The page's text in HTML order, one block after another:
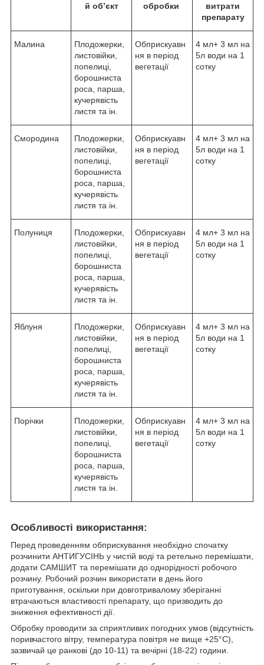
й об’єкт
обробки
витрати
препарату
Малина
Плодожерки,
листовійки,
попелиці,
борошниста
роса, парша,
кучерявість
листя та ін.
Обприскуавн
ня в період
вегетації
4 мл+ 3 мл на
5л води на 1
сотку
Смородина
Плодожерки,
листовійки,
попелиці,
борошниста
роса, парша,
кучерявість
листя та ін.
Обприскуавн
ня в період
вегетації
4 мл+ 3 мл на
5л води на 1
сотку
Полуниця
Плодожерки,
листовійки,
попелиці,
борошниста
роса, парша,
кучерявість
листя та ін.
Обприскуавн
ня в період
вегетації
4 мл+ 3 мл на
5л води на 1
сотку
Яблуня
Плодожерки,
листовійки,
попелиці,
борошниста
роса, парша,
кучерявість
листя та ін.
Обприскуавн
ня в період
вегетації
4 мл+ 3 мл на
5л води на 1
сотку
Порічки
Плодожерки,
листовійки,
попелиці,
борошниста
роса, парша,
кучерявість
листя та ін.
Обприскуавн
ня в період
вегетації
4 мл+ 3 мл на
5л води на 1
сотку
Особливості використання:
Перед проведенням обприскування необхідно спочатку
розчинити АНТИГУСІНЬ у чистій воді та ретельно перемішати,
додати САМШИТ та перемішати до однорідності робочого
розчину. Робочий розчин використати в день його
приготування, оскільки при довготривалому зберіганні
втрачаються властивості препарату, що призводить до
зниження ефективності дії.
Обробку проводити за сприятливих погодних умов (відсутність
поривчастого вітру, температура повітря не вище +25°С),
зазвичай це ранкові (до 10-11) та вечірні (18-22) години.